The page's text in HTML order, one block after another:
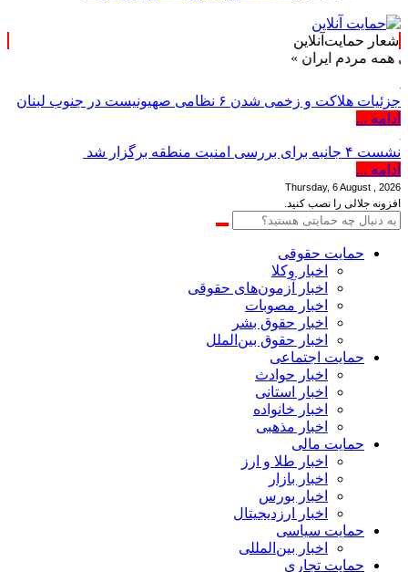
شعار حمایت‌آنلاین
ایران »
جزئیات هلاکت و زخمی شدن ۶ نظامی صهیونیست در جنوب لبنان
ادامه ...
نشست ۴ جانبه برای بررسی امنیت منطقه برگزار شد
ادامه ...
Thursday, 6 August , 2026
افزونه جلالی را نصب کنید.
حمایت حقوقی
اخبار وکلا
اخبار آزمون‌های حقوقی
اخبار مصوبات
اخبار حقوق بشر
اخبار حقوق بین‌الملل
حمایت اجتماعی
اخبار حوادث
اخبار استانی
اخبار خانواده
اخبار مذهبی
حمایت مالی
اخبار طلا و ارز
اخبار بازار
اخبار بورس
اخبار ارزدیجیتال
حمایت سیاسی
اخبار بین‌المللی
حمایت تجاری